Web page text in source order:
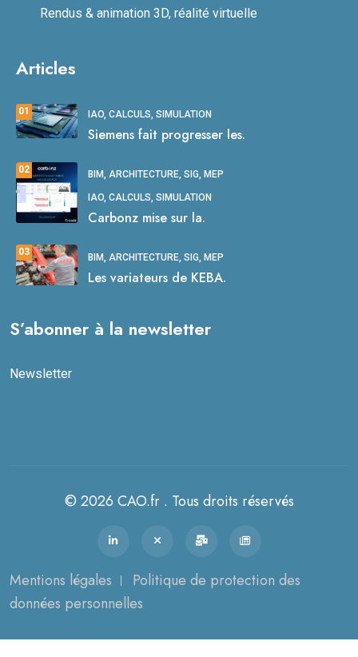
Rendus & animation 3D, réalité virtuelle
Articles
01 IAO, CALCULS, SIMULATION
Siemens fait progresser les.
02 BIM, ARCHITECTURE, SIG, MEP
IAO, CALCULS, SIMULATION
Carbonz mise sur la.
03 BIM, ARCHITECTURE, SIG, MEP
Les variateurs de KEBA.
S’abonner à la newsletter
Newsletter
© 2026 CAO.fr . Tous droits réservés
Mentions légales
Politique de protection des
données personnelles